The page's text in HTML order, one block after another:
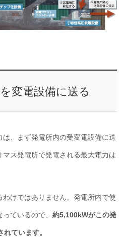
変電設備に送る
、まず発電所内の受変電設備に送
ス発電所で発電される最大電力は
けではありません。発電所内で使
ているので、 約5,100kWがこの発
ています。